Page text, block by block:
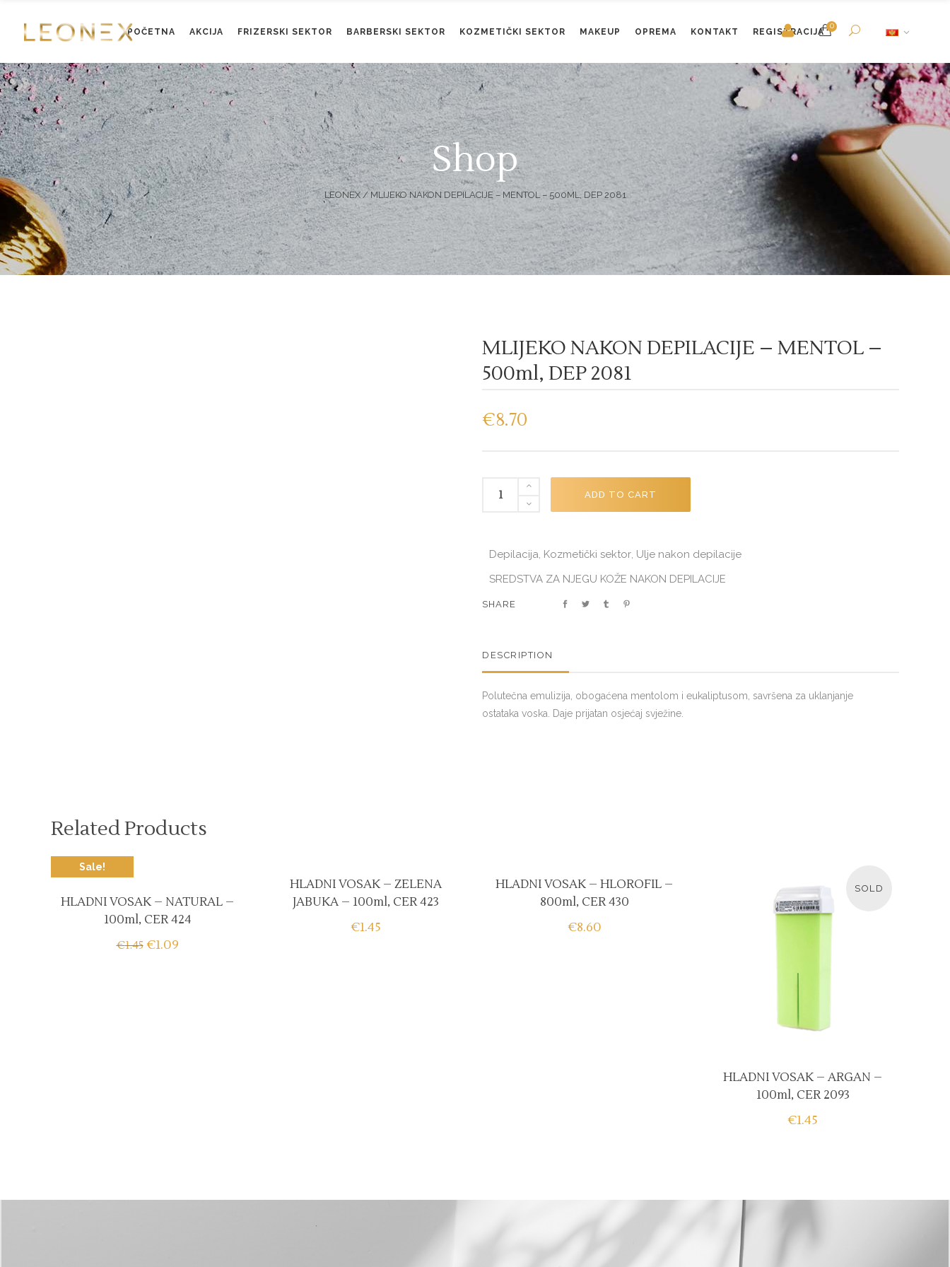
POČETNA AKCIJA FRIZERSKI SEKTOR BARBERSKI SEKTOR KOZMETIČKI SEKTOR MAKEUP OPREMA KONTAKT REGISTRACIJA
0
Shop
LEONEX/ MLIJEKO NAKON DEPILACIJE – MENTOL – 500ML, DEP 2081
MLIJEKO NAKON DEPILACIJE – MENTOL –
500ml, DEP 2081
€8.70
MENTOL
DEP
ADD TO CART
Depilacija Kozmetički sektor Ulje nakon depilacije
SREDSTVA ZA NJEGU KOŽE NAKON DEPILACIJE
SHARE
DESCRIPTION
Polutečna emulizija, obogaćena mentolom i eukaliptusom, savršena za uklanjanje
ostataka voska. Daje prijatan osjećaj svježine.
Related Products
Sale!
HLADNI VOSAK – NATURAL –
100ml, CER 424
€1.45 €1.09
HLADNI VOSAK – ZELENA
JABUKA – 100ml, CER 423
€1.45
HLADNI VOSAK – HLOROFIL –
800ml, CER 430
€8.60
SOLD
HLADNI VOSAK – ARGAN –
100ml, CER 2093
€1.45